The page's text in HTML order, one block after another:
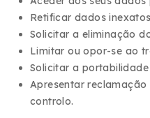
Retificar dados
Solicitar a eliminação
Limitar ou opor-se ao
Solicitar a
Apresentar
controlo.